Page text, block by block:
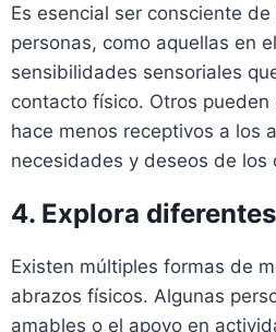
Es esencial ser consciente
personas, como aquellas en
sensibilidades sensoriales
contacto físico. Otros
hace menos receptivos a los
necesidades y deseos de los
4. Explora
Existen múltiples formas de
abrazos físicos. Algunas
amables o el apoyo en